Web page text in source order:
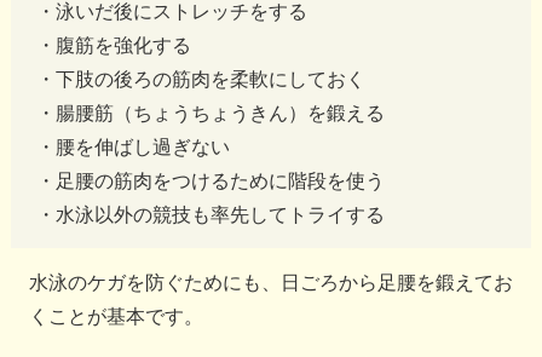
・泳いだ後にストレッチをする
・腹筋を強化する
・下肢の後ろの筋肉を柔軟にしておく
・腸腰筋（ちょうちょうきん）を鍛える
・腰を伸ばし過ぎない
・足腰の筋肉をつけるために階段を使う
・水泳以外の競技も率先してトライする
水泳のケガを防ぐためにも、日ごろから足腰を鍛えてお
くことが基本です。